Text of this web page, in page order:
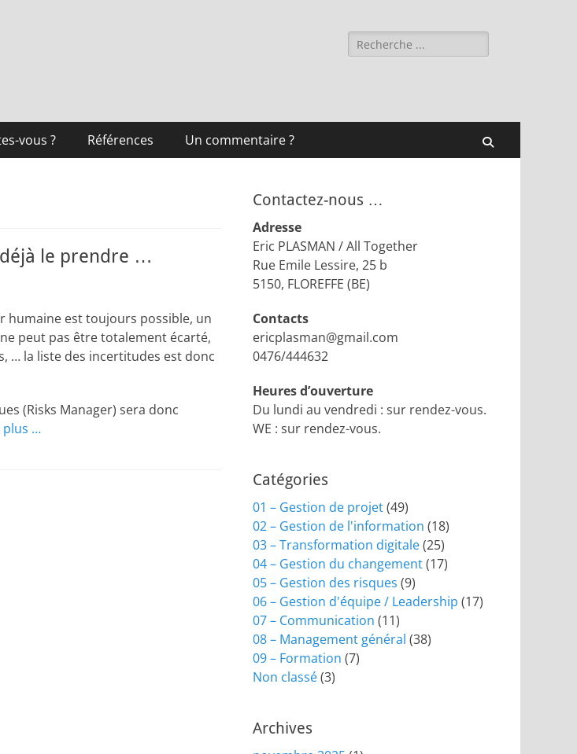
Rechercher :
vous ? Références Un commentaire ?
déjà le prendre …
humaine est toujours possible, un
peut pas être totalement écarté,
… la liste des incertitudes est donc
(Risks Manager) sera donc
plus …
Contactez-nous …
Adresse
Eric PLASMAN / All Together
Rue Emile Lessire, 25 b
5150, FLOREFFE (BE)
Contacts
ericplasman@gmail.com
0476/444632
Heures d’ouverture
Du lundi au vendredi : sur rendez-vous.
WE : sur rendez-vous.
Catégories
01 – Gestion de projet(49)
02 – Gestion de l'information (18)
03 – Transformation digitale(25)
04 – Gestion du changement(17)
05 – Gestion des risques (9)
06 – Gestion d'équipe / Leadership (17)
07 – Communication (11)
08 – Management général (38)
09 – Formation (7)
Non classé(3)
Archives